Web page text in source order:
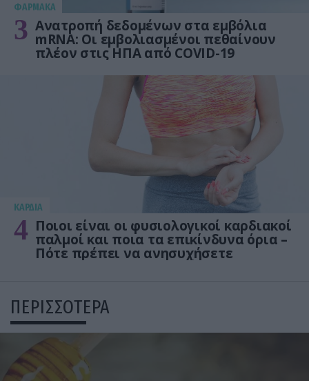
ΦΑΡΜΑΚΑ
3 Ανατροπή δεδομένων στα εμβόλια
mRNA: Οι εμβολιασμένοι πεθαίνουν
πλέον στις ΗΠΑ από COVID-19
KΑΡΔΙΑ
4 Ποιοι είναι οι φυσιολογικοί καρδιακοί
παλμοί και ποια τα επικίνδυνα όρια –
Πότε πρέπει να ανησυχήσετε
ΠΕΡΙΣΣΟΤΕΡΑ